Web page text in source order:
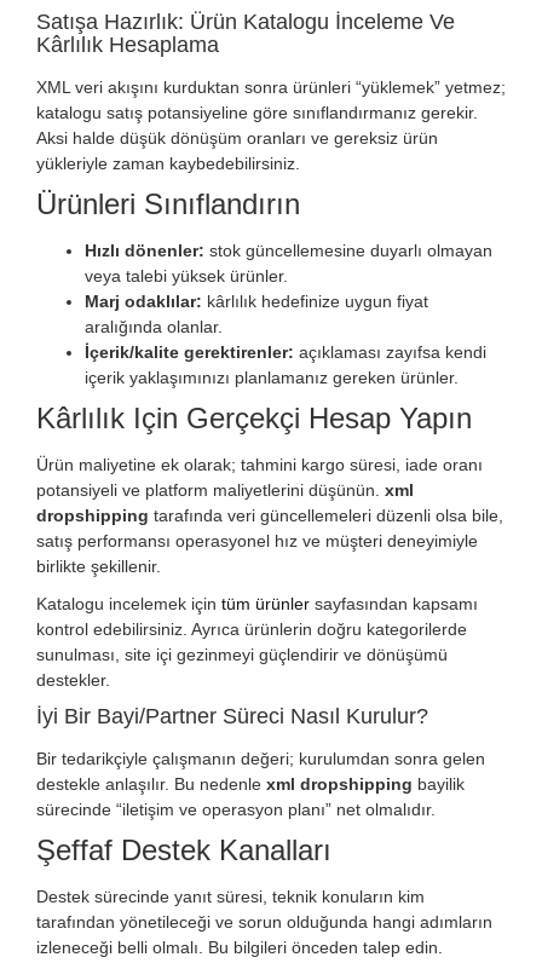
Satışa Hazırlık: Ürün Katalogu İnceleme Ve
Kârlılık Hesaplama
XML veri akışını kurduktan sonra ürünleri “yüklemek” yetmez;
katalogu satış potansiyeline göre sınıflandırmanız gerekir.
Aksi halde düşük dönüşüm oranları ve gereksiz ürün
yükleriyle zaman kaybedebilirsiniz.
Ürünleri Sınıflandırın
Hızlı dönenler: stok güncellemesine duyarlı olmayan
veya talebi yüksek ürünler.
Marj odaklılar: kârlılık hedefinize uygun fiyat
aralığında olanlar.
İçerik/kalite gerektirenler: açıklaması zayıfsa kendi
içerik yaklaşımınızı planlamanız gereken ürünler.
Kârlılık Için Gerçekçi Hesap Yapın
Ürün maliyetine ek olarak; tahmini kargo süresi, iade oranı
potansiyeli ve platform maliyetlerini düşünün. xml
dropshipping tarafında veri güncellemeleri düzenli olsa bile,
satış performansı operasyonel hız ve müşteri deneyimiyle
birlikte şekillenir.
Katalogu incelemek için tüm ürünler sayfasından kapsamı
kontrol edebilirsiniz. Ayrıca ürünlerin doğru kategorilerde
sunulması, site içi gezinmeyi güçlendirir ve dönüşümü
destekler.
İyi Bir Bayi/Partner Süreci Nasıl Kurulur?
Bir tedarikçiyle çalışmanın değeri; kurulumdan sonra gelen
destekle anlaşılır. Bu nedenle xml dropshipping bayilik
sürecinde “iletişim ve operasyon planı” net olmalıdır.
Şeffaf Destek Kanalları
Destek sürecinde yanıt süresi, teknik konuların kim
tarafından yönetileceği ve sorun olduğunda hangi adımların
izleneceği belli olmalı. Bu bilgileri önceden talep edin.